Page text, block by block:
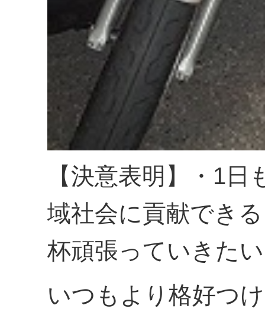
【決意表明】・1
域社会に貢献でき
杯頑張っていきた
いつもより格好つ